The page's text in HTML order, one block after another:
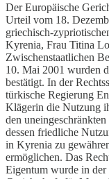
Der Europäische
Urteil vom 18.
griechisch-
Kyrenia, Frau Titina
Zwischenstaatlichen
10. Mai 2001 wurden
bestätigt. In der
türkische Regierung
Klägerin die Nutzung
den
dessen friedliche
in Kyrenia zu
ermöglichen. Das
Eigentum wurde in der